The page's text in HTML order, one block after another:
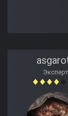
Эксперт